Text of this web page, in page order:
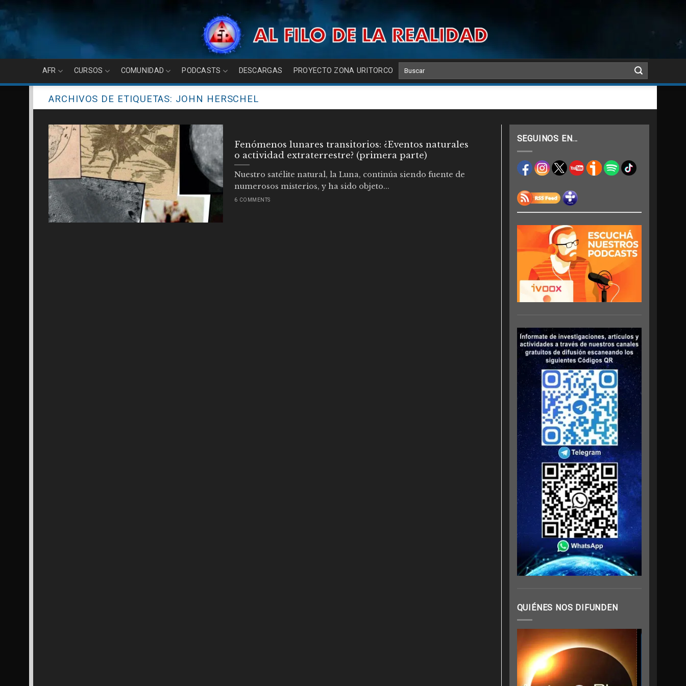
content
AFR CURSOS COMUNIDAD PODCASTS DESCARGAS PROYECTO ZONA URITORCO
ARCHIVOS DE ETIQUETAS: JOHN HERSCHEL
Fenómenos lunares transitorios: ¿Eventos naturales
o actividad extraterrestre? (primera parte)
Nuestro satélite natural, la Luna, continúa siendo fuente de
numerosos misterios, y ha sido objeto...
6 COMMENTS
SEGUINOS EN…
QUIÉNES NOS DIFUNDEN